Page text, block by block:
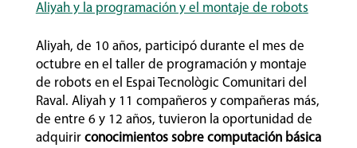
Aliyah y la programación y el montaje de robots
Aliyah, de 10 años, participó durante el mes de
octubre en el taller de programación y montaje
de robots en el Espai Tecnològic Comunitari del
Raval. Aliyah y 11 compañeros y compañeras más,
de entre 6 y 12 años, tuvieron la oportunidad de
adquirir conocimientos sobre computación básica